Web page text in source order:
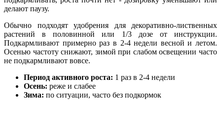
делают паузу.
Обычно подходят удобрения для декоративно-лиственных
растений в половинной или 1/3 дозе от инструкции.
Подкармливают примерно раз в 2-4 недели весной и летом.
Осенью частоту снижают, зимой при слабом освещении часто
не подкармливают вовсе.
Период активного роста: 1 раз в 2-4 недели
Осень: реже и слабее
Зима: по ситуации, часто без подкормок